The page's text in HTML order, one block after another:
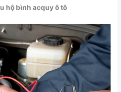
hộ bình acquy ô tô